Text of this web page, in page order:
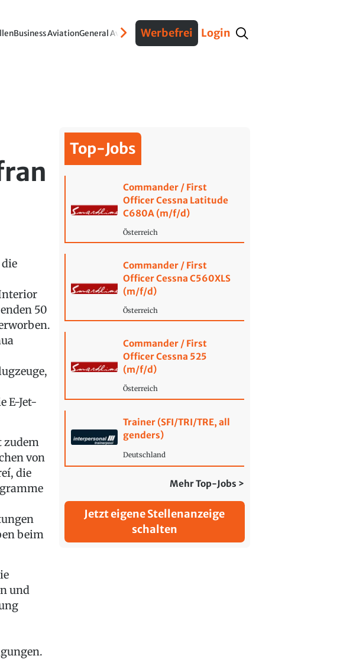
Business AviationGeneral AviationVerteidigungInterviews Fracht
Werbefrei Login
50
E-Jet-
zudem
von
die
beim
und
Top-Jobs
Commander / First
Officer Cessna Latitude
C680A (m/f/d)
Österreich
Commander / First
Officer Cessna C560XLS
(m/f/d)
Österreich
Commander / First
Officer Cessna 525
(m/f/d)
Österreich
Trainer (SFI/TRI/TRE, all
genders)
Deutschland
Mehr Top-Jobs >
Jetzt eigene Stellenanzeige
schalten